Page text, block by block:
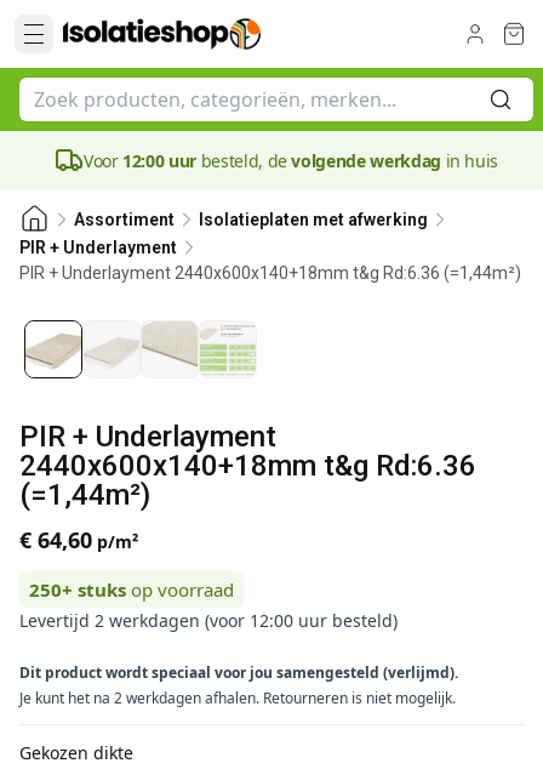
Voor 12:00 uur besteld, devolgende werkdag in huis
Assortiment
Isolatieplaten met afwerking
PIR + Underlayment
PIR + Underlayment 2440x600x140+18mm t&g Rd:6.36 (=1,44m²)
140 mm
PIR + Underlayment
2440x600x140+18mm t&g Rd:6.36
(=1,44m²)
€ 64,60 p/m²
250+ stuks op voorraad
Levertijd 2 werkdagen (voor 12:00 uur besteld)
Dit product wordt speciaal voor jou samengesteld (verlijmd).
Je kunt het na 2 werkdagen afhalen. Retourneren is niet mogelijk.
Gekozen dikte